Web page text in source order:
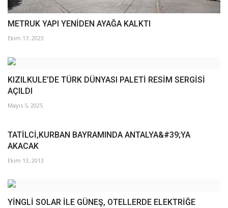
METRUK YAPI YENİDEN AYAĞA KALKTI
Ekim 17, 2023
KIZILKULE’DE TÜRK DÜNYASI PALETİ RESİM SERGİSİ
AÇILDI
Mayıs 5, 2025
TATİLCİ,KURBAN BAYRAMINDA ANTALYA&#39;YA
AKACAK
Ekim 13, 2013
YİNGLİ SOLAR İLE GÜNEŞ, OTELLERDE ELEKTRİĞE